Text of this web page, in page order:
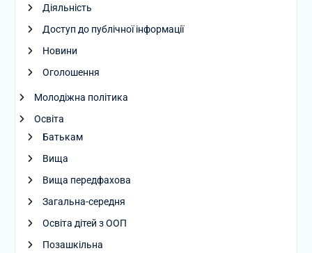
Діяльність
Доступ до публічної інформації
Новини
Оголошення
Молодіжна політика
Освіта
Батькам
Вища
Вища передфахова
Загальна-середня
Освіта дітей з ООП
Позашкільна